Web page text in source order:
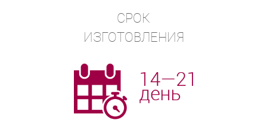
СРОК
ИЗГОТОВЛЕНИЯ